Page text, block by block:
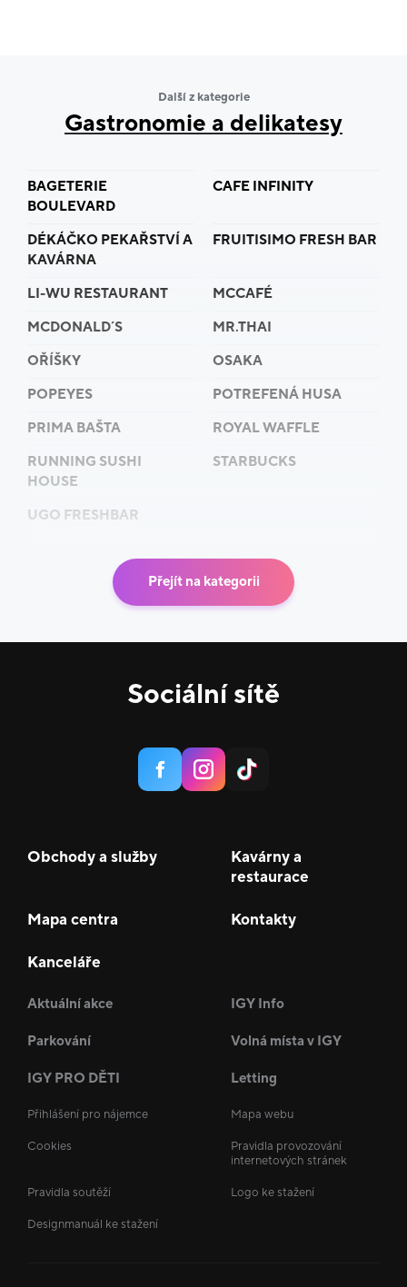
Další z kategorie
Gastronomie a delikatesy
BAGETERIE
BOULEVARD
CAFE INFINITY
DÉKÁČKO PEKAŘSTVÍ A
KAVÁRNA
FRUITISIMO FRESH BAR
LI-WU RESTAURANT
MCCAFÉ
MCDONALD´S
MR.THAI
OŘÍŠKY
OSAKA
POPEYES
POTREFENÁ HUSA
PRIMA BAŠTA
ROYAL WAFFLE
RUNNING SUSHI
HOUSE
STARBUCKS
UGO FRESHBAR
Přejít na kategorii
Sociální sítě
Obchody a služby
Kavárny a
restaurace
Mapa centra Kontakty
Kanceláře
Aktuální akce IGY Info
Parkování Volná místa v IGY
IGY PRO DĚTI Letting
Přihlášení pro nájemce Mapa webu
Cookies
Pravidla provozování
internetových stránek
Pravidla soutěží Logo ke stažení
Designmanuál ke stažení